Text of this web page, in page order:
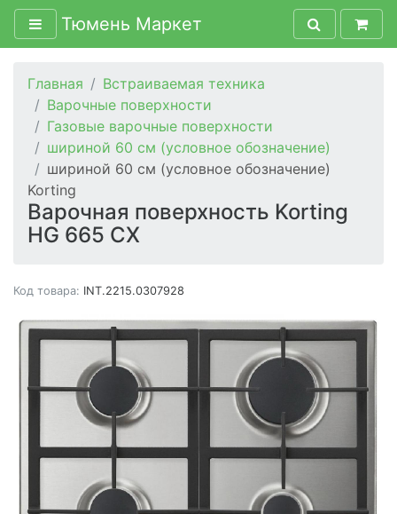
Тюмень Маркет
Главная
Встраиваемая техника
Варочные поверхности
Газовые варочные поверхности
шириной 60 см (условное обозначение)
шириной 60 см (условное обозначение)
Korting
Варочная поверхность Korting
HG 665 CX
Код товара: INT.2215.0307928